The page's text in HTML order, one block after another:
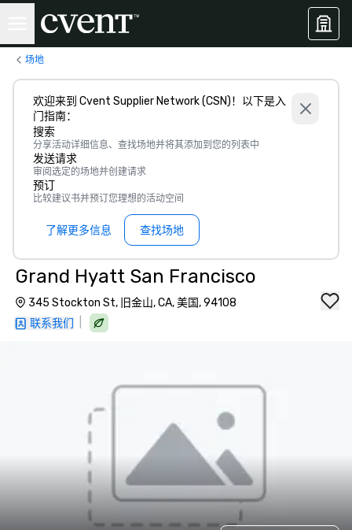
场地
欢迎来到 Cvent Supplier Network (CSN)！以下是入
门指南：
搜索
分享活动详细信息、查找场地并将其添加到您的列表中
发送请求
审阅选定的场地并创建请求
预订
比较建议书并预订您理想的活动空间
了解更多信息 查找场地
Grand Hyatt San Francisco
345 Stockton St, 旧金山, CA, 美国, 94108
联系我们